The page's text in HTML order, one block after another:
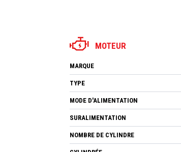
MOTEUR
MARQUE
TYPE
MODE D'ALIMENTATION
SURALIMENTATION
NOMBRE DE CYLINDRE